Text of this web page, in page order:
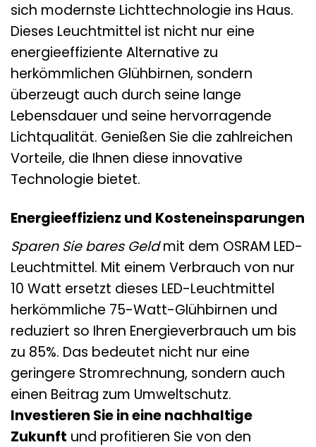
sich modernste Lichttechnologie ins Haus.
Dieses Leuchtmittel ist nicht nur eine
energieeffiziente Alternative zu
herkömmlichen Glühbirnen, sondern
überzeugt auch durch seine lange
Lebensdauer und seine hervorragende
Lichtqualität. Genießen Sie die zahlreichen
Vorteile, die Ihnen diese innovative
Technologie bietet.
Energieeffizienz und Kosteneinsparungen
Sparen Sie bares Geldmit dem OSRAM LED-
Leuchtmittel. Mit einem Verbrauch von nur
10 Watt ersetzt dieses LED-Leuchtmittel
herkömmliche 75-Watt-Glühbirnen und
reduziert so Ihren Energieverbrauch um bis
zu 85%. Das bedeutet nicht nur eine
geringere Stromrechnung, sondern auch
einen Beitrag zum Umweltschutz.
Investieren Sie in eine nachhaltige
Zukunft und profitieren Sie von den